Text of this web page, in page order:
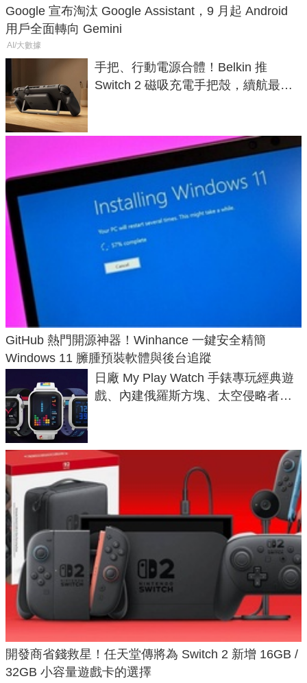
Google 宣布淘汰 Google Assistant，9 月起 Android
用戶全面轉向 Gemini
AI/大數據
手把、行動電源合體！Belkin 推
Switch 2 磁吸充電手把殼，續航最高
GitHub 熱門開源神器！Winhance 一鍵安全精簡
Windows 11 臃腫預裝軟體與後台追蹤
日廠 My Play Watch 手錶專玩經典遊
戲、內建俄羅斯方塊、太空侵略者，
開發商省錢救星！任天堂傳將為 Switch 2 新增 16GB /
32GB 小容量遊戲卡的選擇